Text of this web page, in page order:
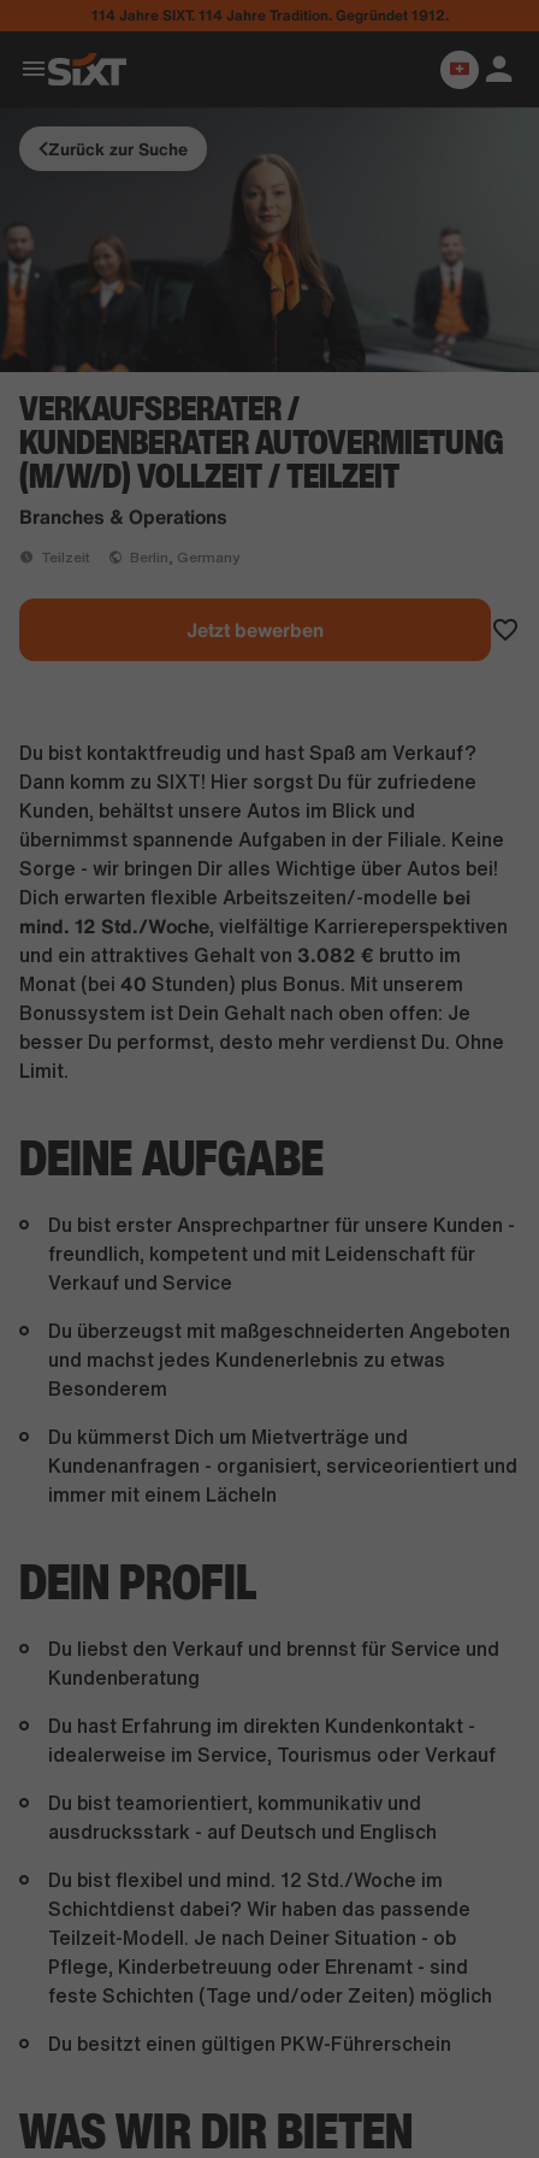
114 Jahre SIXT. 114 Jahre Tradition. Gegründet 1912.
Zurück zur Suche
VERKAUFSBERATER /
KUNDENBERATER AUTOVERMIETUNG
(M/W/D) VOLLZEIT / TEILZEIT
Branches & Operations
Teilzeit Berlin, Germany
Jetzt bewerben
Du bist kontaktfreudig und hast Spaß am Verkauf?
Dann komm zu SIXT! Hier sorgst Du für zufriedene
Kunden, behältst unsere Autos im Blick und
übernimmst spannende Aufgaben in der Filiale. Keine
Sorge - wir bringen Dir alles Wichtige über Autos bei!
Dich erwarten flexible Arbeitszeiten/-modelle bei
mind. 12 Std./Woche , vielfältige Karriereperspektiven
und ein attraktives Gehalt von 3.082 € brutto im
Monat (bei 40 Stunden) plus Bonus. Mit unserem
Bonussystem ist Dein Gehalt nach oben offen: Je
besser Du performst, desto mehr verdienst Du. Ohne
Limit.
DEINE AUFGABE
Du bist erster Ansprechpartner für unsere Kunden -
freundlich, kompetent und mit Leidenschaft für
Verkauf und Service
Du überzeugst mit maßgeschneiderten Angeboten
und machst jedes Kundenerlebnis zu etwas
Besonderem
Du kümmerst Dich um Mietverträge und
Kundenanfragen - organisiert, serviceorientiert und
immer mit einem Lächeln
DEIN PROFIL
Du liebst den Verkauf und brennst für Service und
Kundenberatung
Du hast Erfahrung im direkten Kundenkontakt -
idealerweise im Service, Tourismus oder Verkauf
Du bist teamorientiert, kommunikativ und
ausdrucksstark - auf Deutsch und Englisch
Du bist flexibel und mind. 12 Std./Woche im
Schichtdienst dabei? Wir haben das passende
Teilzeit-Modell. Je nach Deiner Situation - ob
Pflege, Kinderbetreuung oder Ehrenamt - sind
feste Schichten (Tage und/oder Zeiten) möglich
Du besitzt einen gültigen PKW-Führerschein
WAS WIR DIR BIETEN